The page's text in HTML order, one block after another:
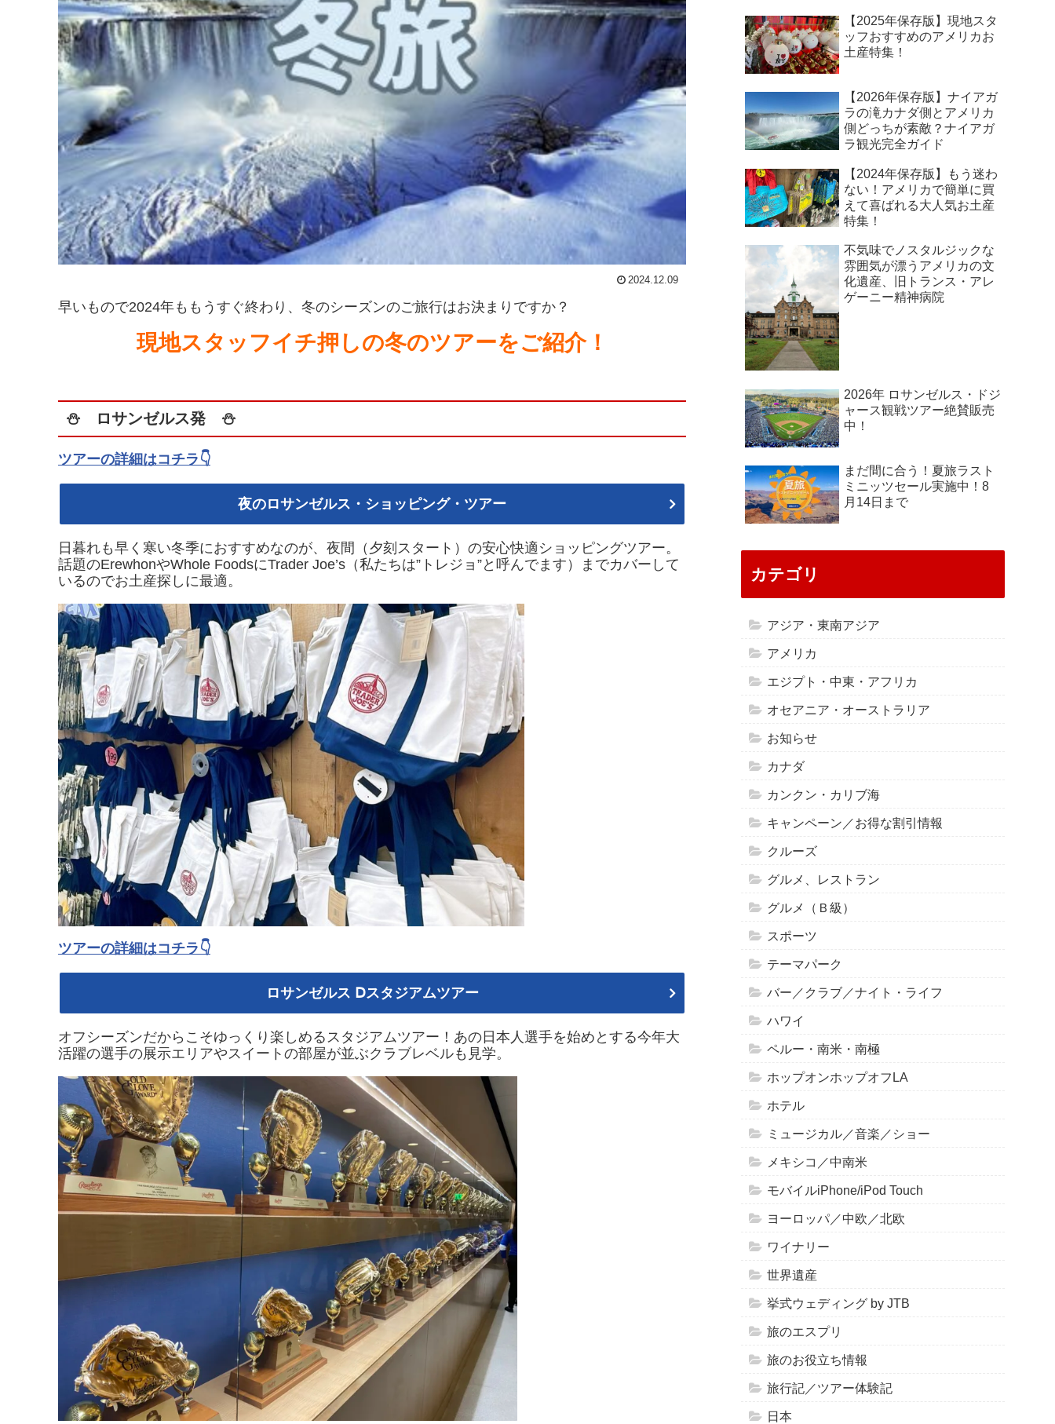
2024.12.09
早いもので2024年ももうすぐ終わり、冬のシーズンのご旅行はお決まりですか？
現地スタッフイチ押しの冬のツアーをご紹介！
⛄ ロサンゼルス発 ⛄
ツアーの詳細はコチラ👇
夜のロサンゼルス・ショッピング・ツアー
日暮れも早く寒い冬季におすすめなのが、夜間（夕刻スタート）の安心快適ショッピングツアー。
話題のErewhonやWhole FoodsにTrader Joe’s（私たちは”トレジョ”と呼んでます）
までカバーして
いるのでお土産探しに最適。
ツアーの詳細はコチラ👇
ロサンゼルス Ⅾスタジアムツアー
オフシーズンだからこそゆっくり楽しめるスタジアムツアー！あの日本人選手を始めとする今年大
活躍の選手の展示エリアやスイートの部屋が並ぶクラブレベルも見学。
【2025年保存版】現地スタ
ッフおすすめのアメリカお
土産特集！
【2026年保存版】ナイアガ
ラの滝カナダ側とアメリカ
側どっちが素敵？ナイアガ
ラ観光完全ガイド
【2024年保存版】もう迷わ
ない！アメリカで簡単に買
えて喜ばれる大人気お土産
特集！
不気味でノスタルジックな
雰囲気が漂うアメリカの文
化遺産、旧トランス・アレ
ゲーニー精神病院
2026年 ロサンゼルス・ドジ
ャース観戦ツアー絶賛販売
中！
まだ間に合う！夏旅ラスト
ミニッツセール実施中！8
月14日まで
カテゴリ
アジア・東南アジア
アメリカ
エジプト・中東・アフリカ
オセアニア・オーストラリア
お知らせ
カナダ
カンクン・カリブ海
キャンペーン／お得な割引情報
クルーズ
グルメ、レストラン
グルメ（Ｂ級）
スポーツ
テーマパーク
バー／クラブ／ナイト・ライフ
ハワイ
ペルー・南米・南極
ホップオンホップオフLA
ホテル
ミュージカル／音楽／ショー
メキシコ／中南米
モバイルiPhone/iPod Touch
ヨーロッパ／中欧／北欧
ワイナリー
世界遺産
挙式ウェディング by JTB
旅のエスプリ
旅のお役立ち情報
旅行記／ツアー体験記
日本